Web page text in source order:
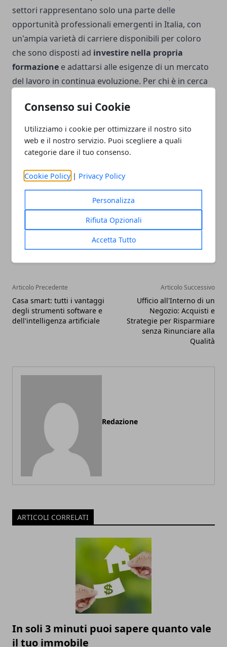
Consenso sui Cookie
Utilizziamo i cookie per ottimizzare il nostro sito
web e il nostro servizio. Puoi scegliere a quali
categorie dare il tuo consenso.
Cookie Policy | Privacy Policy
Personalizza
Rifiuta Opzionali
Accetta Tutto
settori rappresentano solo una parte delle
opportunità professionali emergenti in Italia, con
un'ampia varietà di carriere disponibili per coloro
che sono disposti ad investire nella propria
formazione e adattarsi alle esigenze di un mercato
del lavoro in continua evoluzione. Per chi è in cerca
queste aree in espansione investendo quindi in
formazione e specializzazione, può significare
garantirsi unacarriera dinamica e soddisfacente
un mercato del lavoro che premia l'innovazione e
Facebook
TwitterWhatsapp
Articolo Precedente
Casa smart: tutti i vantaggi
degli strumenti software e
dell'intelligenza artificiale
Articolo Successivo
Ufficio all'Interno di un
Negozio: Acquisti e
Strategie per Risparmiare
senza Rinunciare alla
Qualità
Redazione
ARTICOLI CORRELATI
In soli 3 minuti puoi sapere quanto vale
il tuo immobile